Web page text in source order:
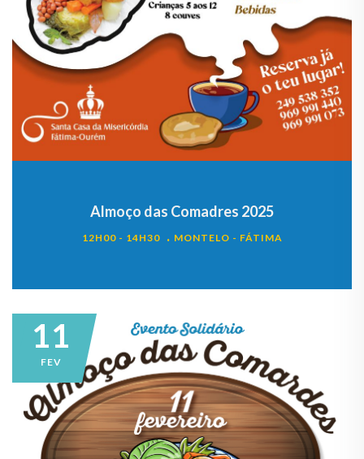
Almoço das Comadres 2025
12H00 - 14H30 MONTELO - FÁTIMA
11
FEV